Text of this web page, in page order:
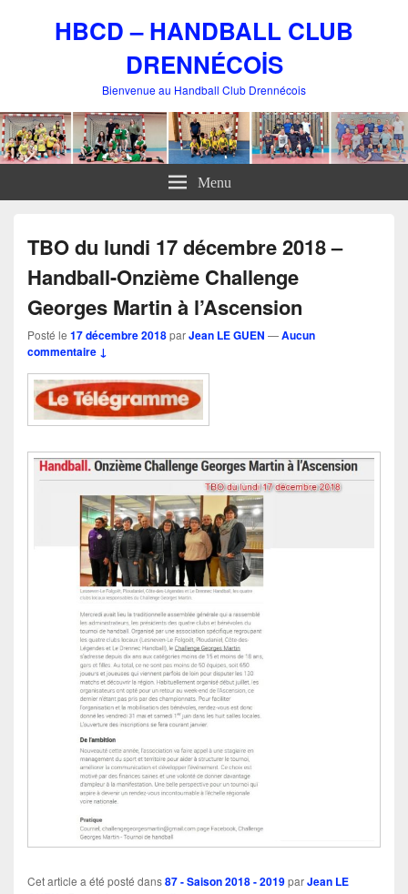
HBCD – HANDBALL CLUB
DRENNÉCOİS
Bienvenue au Handball Club Drennécois
Menu
TBO du lundi 17 décembre 2018 –
Handball-Onzième Challenge
Georges Martin à l’Ascension
Posté le 17 décembre 2018parJean LE GUEN —Aucun
commentaire ↓
Cet article a été posté dans87 - Saison 2018 - 2019parJean LE